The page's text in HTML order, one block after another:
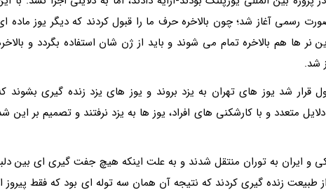
همان زمان مطرح می گردد و از سال 97 به صورت رسمی آغاز شد؛ چون بالاخره حرف ما را قبول کردند که دیگر یوز ماده
ها هم بالاخره تمام می شوند و باید از ژن شان استفاده بگردد و
شد.
شد یوز های تهران به یزد بروند و یوز های یزد زنده گیری بشوند
متعدد و با کارشکنی های افراد، یوز ها به یزد نرفتند و تصمیم بر این
و ایران به توران منتقل شدند و به علت اینکه هیچ جفت گیری ای بین
طبیعت زنده گیری کردند که نتیجه آن همان سه توله ای بود که فقط پیروز